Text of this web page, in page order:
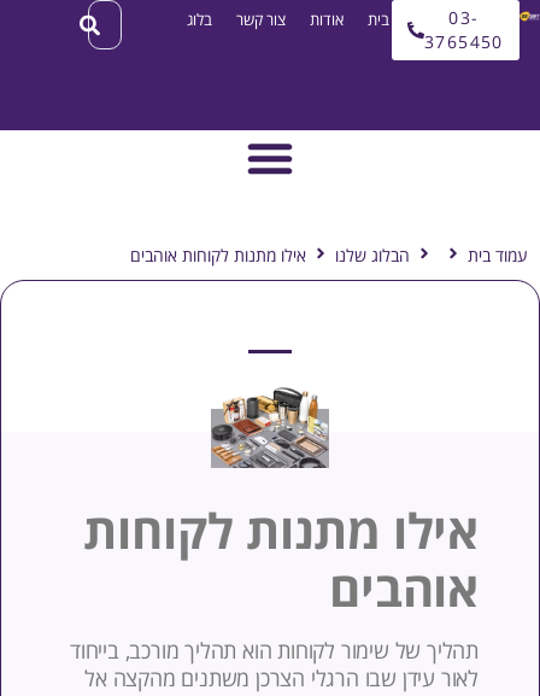
עמוד בית אודות צור קשר בלוג
הבלוג שלנו אילו מתנות לקוחות אוהבים
אילו מתנות לקוחות
אוהבים
תהליך של שימור לקוחות הוא תהליך מורכב, בייחוד
לאור עידן שבו הרגלי הצרכן משתנים מהקצה אל